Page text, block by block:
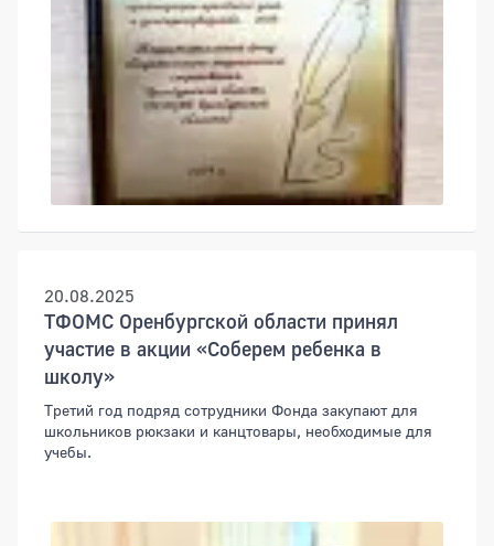
20.08.2025
ТФОМС Оренбургской области принял
участие в акции «Соберем ребенка в
школу»
Третий год подряд сотрудники Фонда закупают для
школьников рюкзаки и канцтовары, необходимые для
учебы.